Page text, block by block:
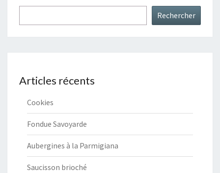
Rechercher
Articles récents
Cookies
Fondue Savoyarde
Aubergines à la Parmigiana
Saucisson brioché